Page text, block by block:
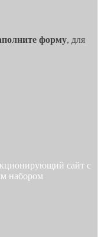
форму, для
сайт с
набором